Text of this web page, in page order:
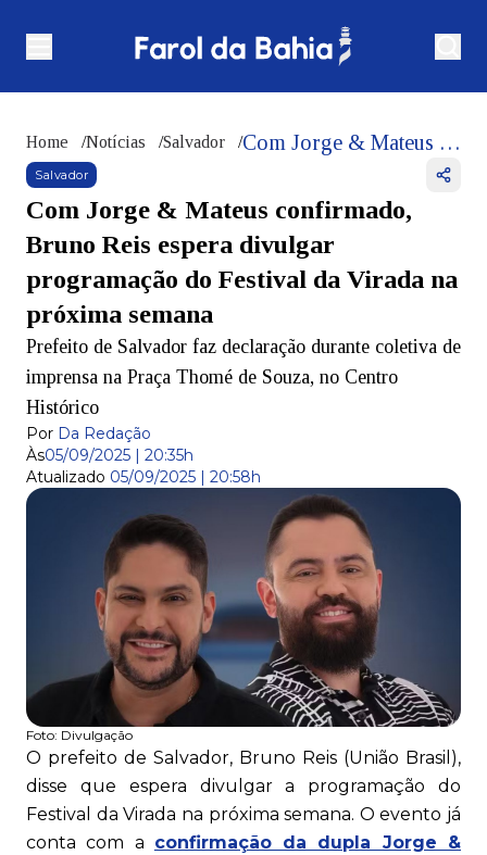
Home /Notícias /Salvador / Com Jorge & Mateus confirmado, Bruno Reis espera divulgar programação do Festival da Virada na próxima semana
Salvador
Com Jorge & Mateus confirmado,
Bruno Reis espera divulgar
programação do Festival da Virada na
próxima semana
Prefeito de Salvador faz declaração durante coletiva de
imprensa na Praça Thomé de Souza, no Centro
Histórico
Por Da Redação
Às05/09/2025 | 20:35h
Atualizado 05/09/2025 | 20:58h
Foto: Divulgação
O prefeito de Salvador, Bruno Reis (União Brasil),
disse que espera divulgar a programação do
Festival da Virada na próxima semana. O evento já
conta com a confirmação da dupla Jorge &